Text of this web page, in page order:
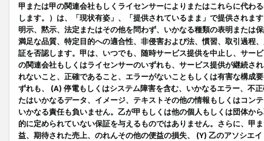
甲または甲の関連会社もしくライセンサーによりまたはこれらに代わ
します。）は、「現状有姿」、「提供されているまま」で提供されま
明示、黙示、法定またはその他を問わず、いかなる種類の表明または
満足な品質、特定目的への適合性、非侵害および法、慣習、取引過程
証を否認します。甲は、いつでも、随時サービス提供を中止し、サー
の関連会社もしくはライセンサーのいずれも、サービス提供が継続さ
れないこと、正確であること、エラーがないこともしくは有害な構成
ずれも、 (A) 停電もしくはシステム障害を含む、いかなるエラー、不
たはいかなるデータ、イメージ、テキストその他の情報もしくはコン
いかなる責任も負いません。乙が甲もしくは他の個人もしくは団体か
的に定められていない保証を与えるものではありません。さらに、甲
益、期待された売上、のれんその他の便益の損失、 (Y) 乙のアソシエ